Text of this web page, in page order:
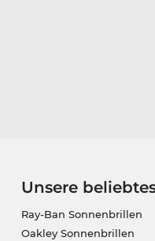
Unsere
Ray-Ban Sonnenbrillen
Oakley Sonnenbrillen